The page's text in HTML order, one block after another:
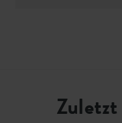
Zuletzt